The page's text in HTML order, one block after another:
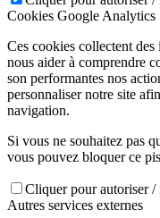
Cookies Google Analytics
Ces cookies collectent
nous aider à comprendre
son performantes nos
personnaliser notre site
navigation.
Si vous ne souhaitez pas
vous pouvez bloquer ce
Cliquer pour autoriser
Autres services externes